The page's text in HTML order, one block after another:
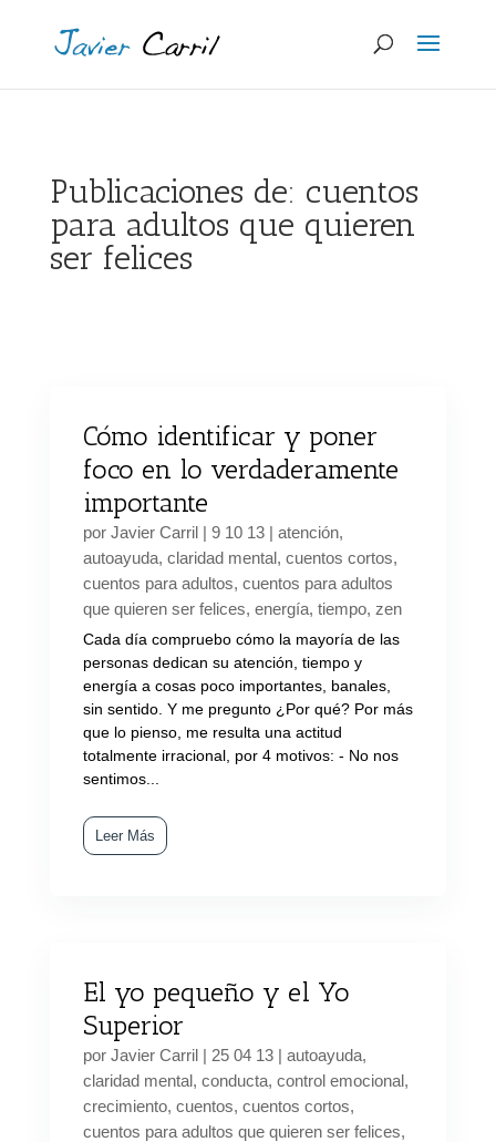
Publicaciones de: cuentos
para adultos que quieren
ser felices
Cómo identificar y poner
foco en lo verdaderamente
importante
por Javier Carril| 9 10 13| atención,
autoayuda, claridad mental, cuentos cortos,
cuentos para adultos, cuentos para adultos
que quieren ser felices, energía, tiempo, zen
Cada día compruebo cómo la mayoría de las
personas dedican su atención, tiempo y
energía a cosas poco importantes, banales,
sin sentido. Y me pregunto ¿Por qué? Por más
que lo pienso, me resulta una actitud
totalmente irracional, por 4 motivos: - No nos
sentimos...
Leer Más
El yo pequeño y el Yo
Superior
por Javier Carril| 25 04 13| autoayuda,
claridad mental, conducta, control emocional,
crecimiento, cuentos, cuentos cortos,
cuentos para adultos que quieren ser felices,